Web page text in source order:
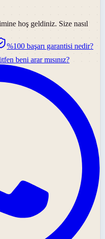
hoş geldiniz. Size nasıl
%100 başarı garantisi nedir?
beni arar mısınız?